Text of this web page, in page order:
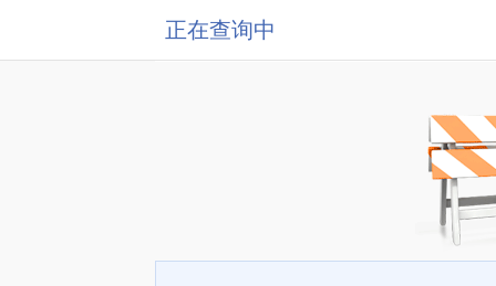
正在查询中